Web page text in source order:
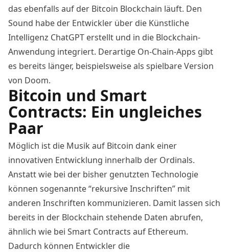
das ebenfalls auf der Bitcoin Blockchain läuft. Den
Sound habe der Entwickler über die Künstliche
Intelligenz ChatGPT erstellt und in die Blockchain-
Anwendung integriert. Derartige On-Chain-Apps gibt
es bereits länger, beispielsweise als spielbare Version
von Doom.
Bitcoin und Smart
Contracts: Ein ungleiches
Paar
Möglich ist die Musik auf Bitcoin dank einer
innovativen Entwicklung innerhalb der Ordinals.
Anstatt wie bei der bisher genutzten Technologie
können sogenannte “rekursive Inschriften” mit
anderen Inschriften kommunizieren. Damit lassen sich
bereits in der Blockchain stehende Daten abrufen,
ähnlich wie bei Smart Contracts auf Ethereum.
Dadurch können Entwickler die